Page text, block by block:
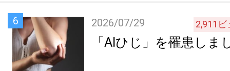
6 2026/07/29 2,911 ビ
「AIひじ」を罹患しま